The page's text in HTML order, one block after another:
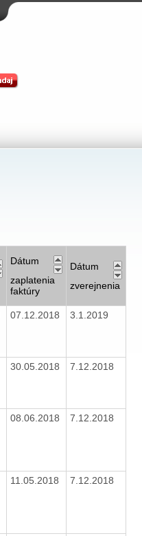
Dátum
zaplatenia
faktúry
Dátum
zverejnenia
07.12.2018 3.1.2019
30.05.2018 7.12.2018
08.06.2018 7.12.2018
11.05.2018 7.12.2018